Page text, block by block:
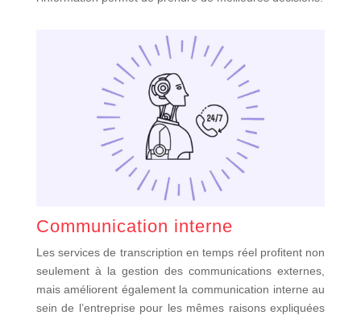
Communication interne
Les services de transcription en temps réel profitent non
seulement à la gestion des communications externes,
mais améliorent également la communication interne au
sein de l’entreprise pour les mêmes raisons expliquées